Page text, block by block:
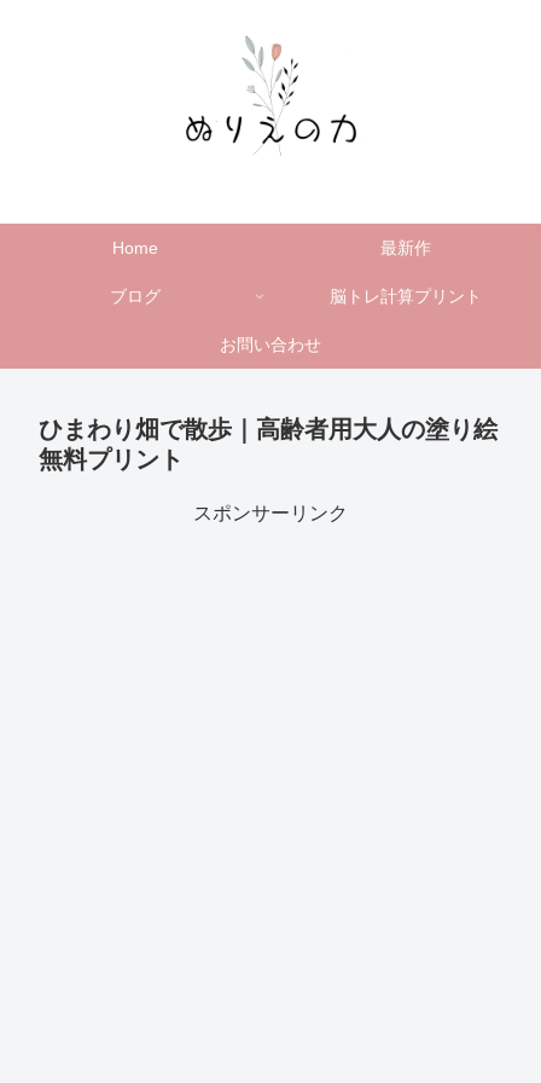
Home 最新作
ブログ 脳トレ計算プリント
お問い合わせ
ひまわり畑で散歩｜高齢者用大人の塗り絵
無料プリント
スポンサーリンク